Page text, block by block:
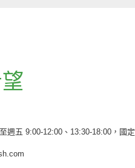
週五 9:00-12:00、13:30-18:00，國定